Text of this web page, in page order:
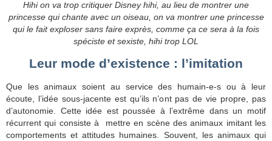
Hihi on va trop critiquer Disney hihi, au lieu de montrer une
princesse qui chante avec un oiseau, on va montrer une princesse
qui le fait exploser sans faire exprès, comme ça ce sera à la fois
spéciste et sexiste, hihi trop LOL
Leur mode d’existence : l’imitation
Que les animaux soient au service des humain-e-s ou à leur
écoute, l’idée sous-jacente est qu’ils n’ont pas de vie propre, pas
d’autonomie. Cette idée est poussée à l’extrême dans un motif
récurrent qui consiste à mettre en scène des animaux imitant les
comportements et attitudes humaines. Souvent, les animaux qui